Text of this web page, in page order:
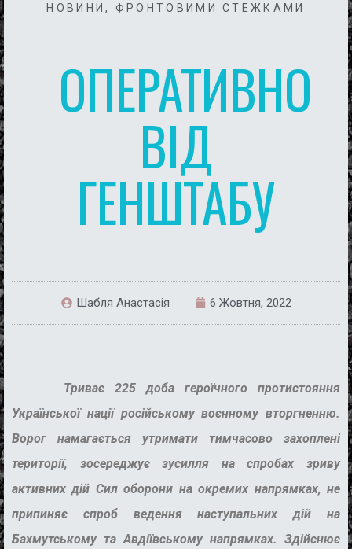
НОВИНИ, ФРОНТОВИМИ СТЕЖКАМИ
ОПЕРАТИВНО
ВІД
ГЕНШТАБУ
Шабля Анастасія 6 Жовтня, 2022
Триває 225 доба героїчного протистояння
Української нації російському воєнному вторгненню.
Ворог намагається утримати тимчасово захоплені
території, зосереджує зусилля на спробах зриву
активних дій Сил оборони на окремих напрямках, не
припиняє спроб ведення наступальних дій на
Бахмутському та Авдіївському напрямках. Здійснює